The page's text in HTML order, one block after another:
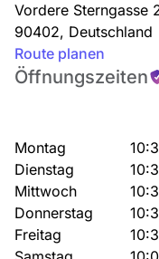
Vordere Sterngasse
90402, Deutschland
Route planen
Öffnungszeiten
Montag
Dienstag
Mittwoch
Donnerstag
Freitag